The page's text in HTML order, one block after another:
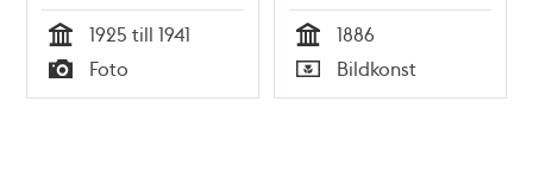
Tid
1925 till 1941
Typ
Foto Tid
1886
Typ
Bildkonst